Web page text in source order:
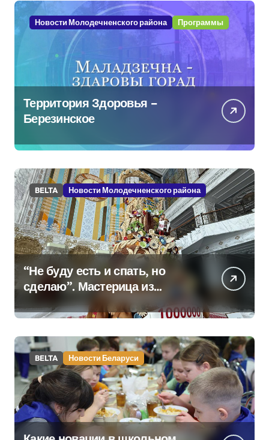
Новости Молодечненского района Программы
Территория Здоровья –
Березинское
BELTA Новости Молодечненского района
“Не буду есть и спать, но
сделаю”. Мастерица из
Молодечно о 50-
килограммовом каравае для
Дворца Независимости
BELTA Новости Беларуси